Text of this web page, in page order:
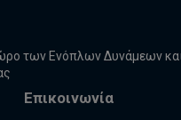
των Ενόπλων Δυνάμεων
Επικοινωνία